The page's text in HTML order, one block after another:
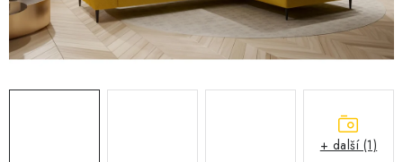
Cenník dopravy Kontakty
+ další (1)